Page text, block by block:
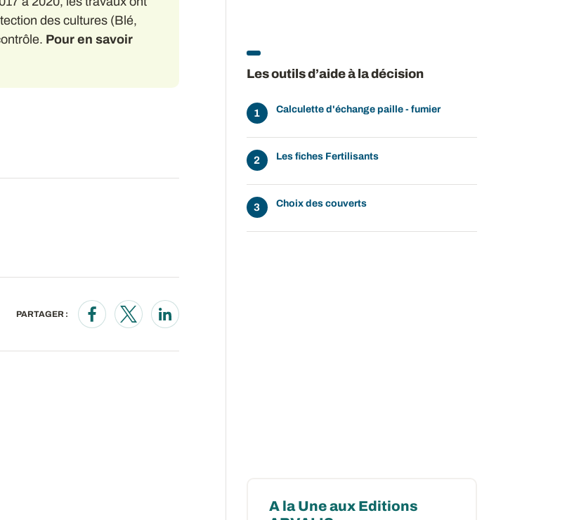
des cultures (Blé,
Pour en savoir
PARTAGER :
Opens in a new window
Opens in a new window
Opens in a new window
Les outils d’aide à la décision
Calculette d'échange paille - fumier
Les fiches Fertilisants
Choix des couverts
A la Une aux Editions